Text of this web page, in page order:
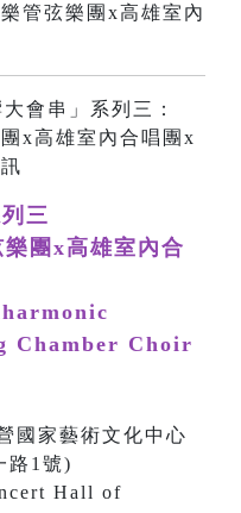
管弦樂團x高雄室內
三
樂團x高雄室內合
Chamber Choir
國家藝術文化中心
路1號)
Hall of